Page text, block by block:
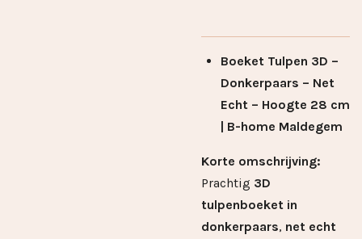
Boeket Tulpen 3D –
Donkerpaars – Net
Echt – Hoogte 28 cm
| B-home Maldegem
Korte omschrijving:
Prachtig 3D
tulpenboeket in
donkerpaars, net echt